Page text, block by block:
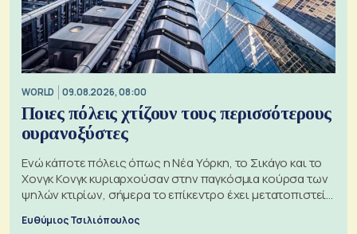
WORLD 09.08.2026, 08:00
Ποιες πόλεις χτίζουν τους περισσότερους
ουρανοξύστες
Ενώ κάποτε πόλεις όπως η Νέα Υόρκη, το Σικάγο και το
Χονγκ Κονγκ κυριαρχούσαν στην παγκόσμια κούρσα των
ψηλών κτιρίων, σήμερα το επίκεντρο έχει μετατοπιστεί
Ευθύμιος Τσιλιόπουλος